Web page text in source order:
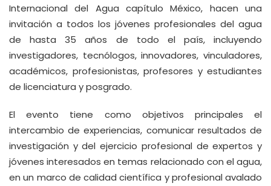
Internacional del Agua capítulo México, hacen una
invitación a todos los jóvenes profesionales del agua
de hasta 35 años de todo el país, incluyendo
investigadores, tecnólogos, innovadores, vinculadores,
académicos, profesionistas, profesores y estudiantes
de licenciatura y posgrado.
El evento tiene como objetivos principales el
intercambio de experiencias, comunicar resultados de
investigación y del ejercicio profesional de expertos y
jóvenes interesados en temas relacionado con el agua,
en un marco de calidad científica y profesional avalado